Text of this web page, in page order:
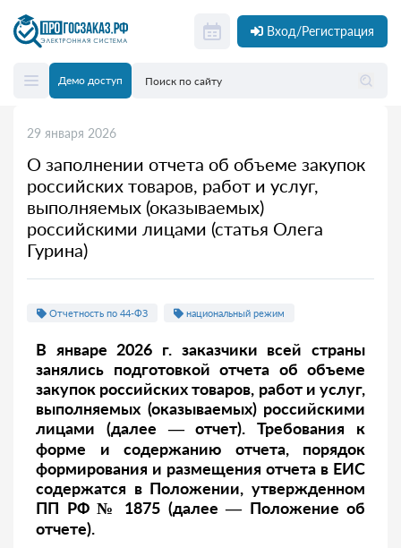
Вход/Регистрация
Демо доступ
29 января 2026
О заполнении отчета об объеме закупок
российских товаров, работ и услуг,
выполняемых (оказываемых)
российскими лицами (статья Олега
Гурина)
Отчетность по 44-ФЗ национальный режим
В январе 2026 г. заказчики всей страны
занялись подготовкой отчета об объеме
закупок российских товаров, работ и услуг,
выполняемых (оказываемых) российскими
лицами (далее — отчет). Требования к
форме и содержанию отчета, порядок
формирования и размещения отчета в ЕИС
содержатся в Положении, утвержденном
ПП РФ № 1875 (далее — Положение об
отчете).